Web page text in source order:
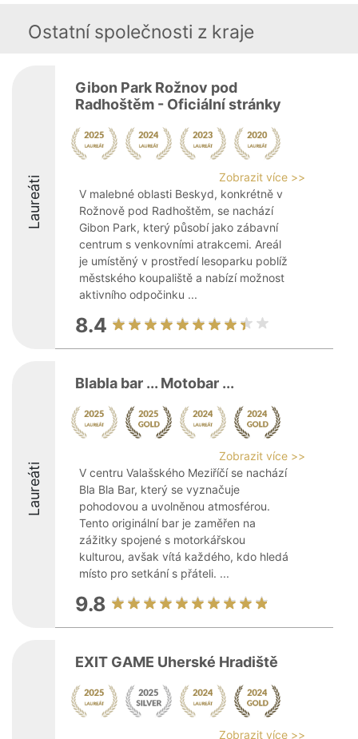
Ostatní společnosti z kraje
Laureáti
Gibon Park Rožnov pod
Radhoštěm - Oficiální stránky
Zobrazit více >>
V malebné oblasti Beskyd, konkrétně v
Rožnově pod Radhoštěm, se nachází
Gibon Park, který působí jako zábavní
centrum s venkovními atrakcemi. Areál
je umístěný v prostředí lesoparku poblíž
městského koupaliště a nabízí možnost
aktivního odpočinku ...
8.4
Laureáti
Blabla bar ... Motobar ...
Zobrazit více >>
V centru Valašského Meziříčí se nachází
Bla Bla Bar, který se vyznačuje
pohodovou a uvolněnou atmosférou.
Tento originální bar je zaměřen na
zážitky spojené s motorkářskou
kulturou, avšak vítá každého, kdo hledá
místo pro setkání s přáteli. ...
9.8
EXIT GAME Uherské Hradiště
Zobrazit více >>